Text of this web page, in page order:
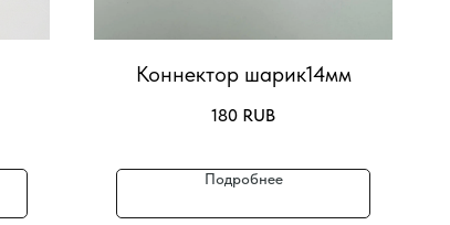
Коннектор шарик14мм
180 RUB
Подробнее